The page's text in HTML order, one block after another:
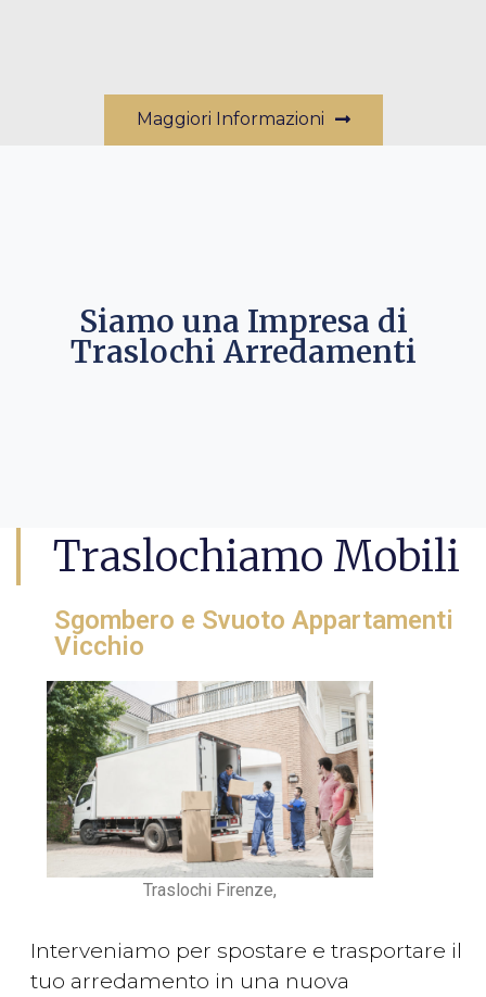
Maggiori Informazioni
Siamo una Impresa di
Traslochi Arredamenti
Traslochiamo Mobili
Sgombero e Svuoto Appartamenti
Vicchio
Traslochi Firenze,
Interveniamo per spostare e trasportare il
tuo arredamento in una nuova